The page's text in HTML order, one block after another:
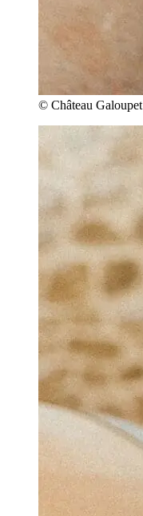
© Château Galoupet